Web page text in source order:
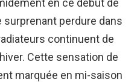
perdure dans
continuent de
Cette sensation de
marquée en mi-saison